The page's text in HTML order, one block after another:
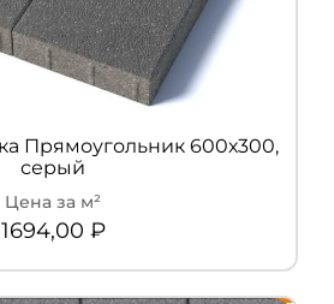
Прямоугольник 600х300,
серый
1694,00 ₽